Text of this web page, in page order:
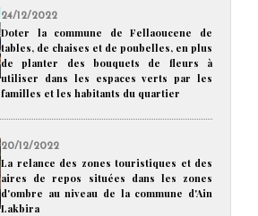
24/12/2022
Doter la commune de Fellaoucene de
tables, de chaises et de poubelles, en plus
de planter des bouquets de fleurs à
utiliser dans les espaces verts par les
familles et les habitants du quartier
20/12/2022
La relance des zones touristiques et des
aires de repos situées dans les zones
d'ombre au niveau de la commune d'Ain
Lakbira